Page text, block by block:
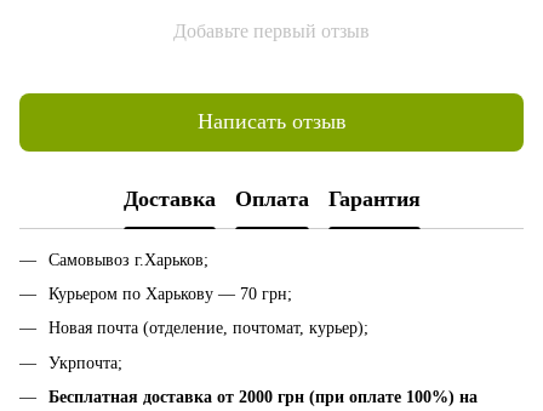
Добавьте первый отзыв
Написать отзыв
Доставка Оплата Гарантия
Самовывоз г.Харьков;
Курьером по Харькову — 70 грн;
Новая почта (отделение, почтомат, курьер);
Укрпочта;
Бесплатная доставка от 2000 грн (при оплате 100%) на